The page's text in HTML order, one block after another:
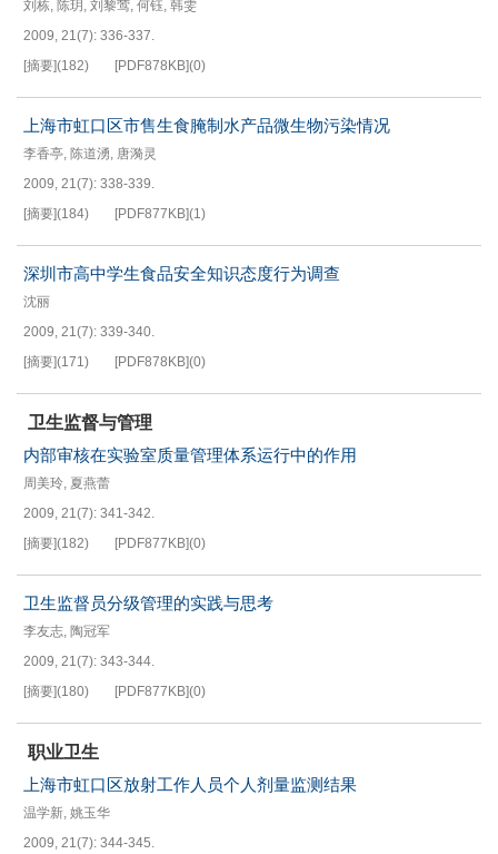
刘栋, 陈玥 , 刘黎莺, 何钰, 韩雯
2009, 21(7): 336-337.
[摘要](182) [PDF878KB](0)
上海市虹口区市售生食腌制水产品微生物污染情况
李香亭, 陈道湧, 唐漪灵
2009, 21(7): 338-339.
[摘要](184) [PDF877KB](1)
深圳市高中学生食品安全知识态度行为调查
沈丽
2009, 21(7): 339-340.
[摘要](171) [PDF878KB](0)
卫生监督与管理
内部审核在实验室质量管理体系运行中的作用
周美玲, 夏燕蕾
2009, 21(7): 341-342.
[摘要](182) [PDF877KB](0)
卫生监督员分级管理的实践与思考
李友志, 陶冠军
2009, 21(7): 343-344.
[摘要](180) [PDF877KB](0)
职业卫生
上海市虹口区放射工作人员个人剂量监测结果
温学新, 姚玉华
2009, 21(7): 344-345.